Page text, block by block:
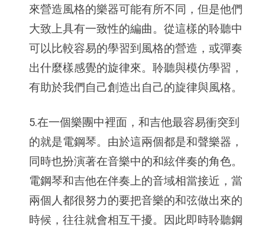
來營造風格的樂器可能有所不同，但是他們
大致上具有一致性的編曲。從這樣的聆聽中
可以比較容易的學習到風格的營造，或彈奏
出什麼樣感覺的旋律來。聆聽與模仿學習，
有助於我們自己創造出自己的旋律與風格。
5.在一個樂團中裡面，和吉他最容易衝突到
的就是電鋼琴。由於這兩個都是和聲樂器，
同時也扮演著在音樂中的和絃伴奏的角色。
電鋼琴和吉他在伴奏上的音域相當接近，當
兩個人都很努力的要把音樂的和弦做出來的
時候，往往就會相互干擾。因此即時聆聽鋼